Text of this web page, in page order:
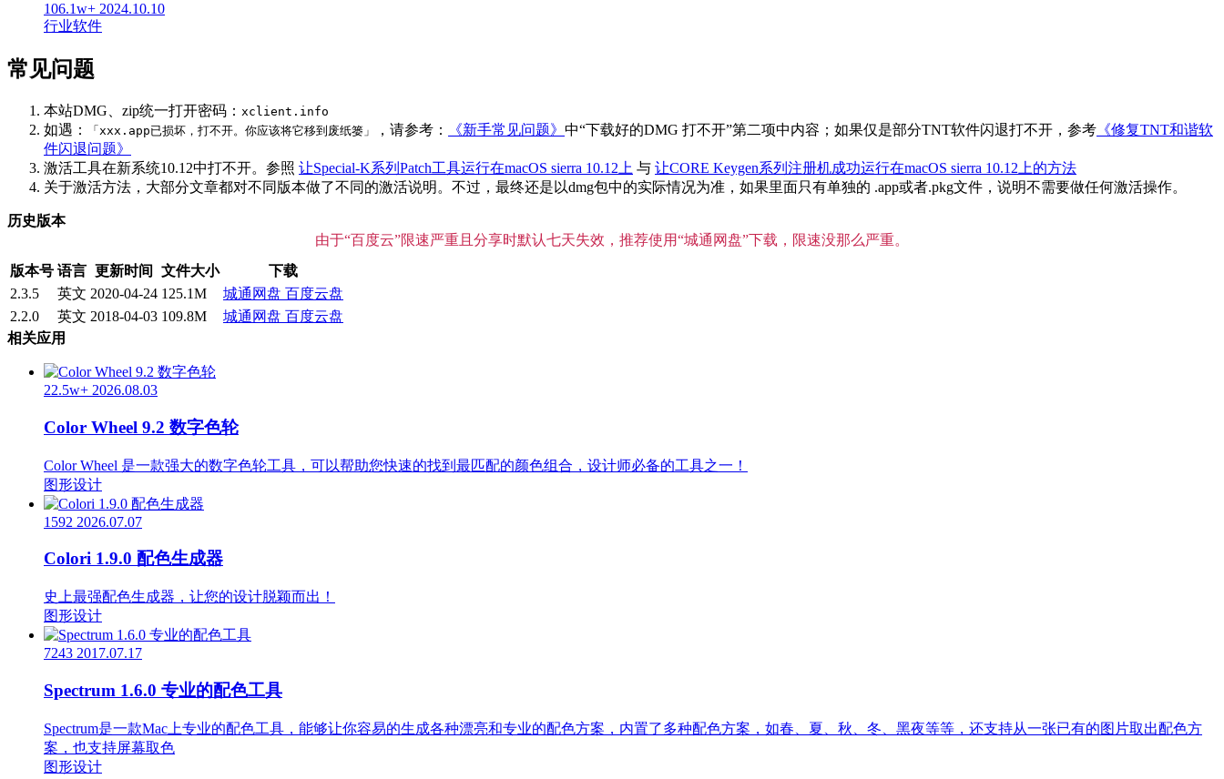
106.1w+ 2024.10.10
行业软件
常见问题
本站DMG、zip统一打开密码： xclient.info
如遇： 「xxx.app已损坏，打不开。你应该将它移到废纸篓」 ，请参考： 《新手常见问题》 中“下载好的DMG 打不开”第二项中内容；如果仅是部分TNT软件闪退打不开，参考 《修复TNT和谐软
件闪退问题》
激活工具在新系统10.12中打不开。参照 让Special-K系列Patch工具运行在macOS sierra 10.12上 与 让CORE Keygen系列注册机成功运行在macOS sierra 10.12上的方法
关于激活方法，大部分文章都对不同版本做了不同的激活说明。不过，最终还是以dmg包中的实际情况为准，如果里面只有单独的 .app或者.pkg文件，说明不需要做任何激活操作。
历史版本
由于“百度云”限速严重且分享时默认七天失效，推荐使用“城通网盘”下载，限速没那么严重。
版本号 语言 更新时间 文件大小
下载
2.3.5
英文 2020-04-24 125.1M 城通网盘 百度云盘
2.2.0
英文 2018-04-03 109.8M 城通网盘 百度云盘
相关应用
22.5w+ 2026.08.03
Color Wheel 9.2 数字色轮
Color Wheel 是一款强大的数字色轮工具，可以帮助您快速的找到最匹配的颜色组合，设计师必备的工具之一！
图形设计
1592 2026.07.07
Colori 1.9.0 配色生成器
史上最强配色生成器，让您的设计脱颖而出！
图形设计
7243 2017.07.17
Spectrum 1.6.0 专业的配色工具
Spectrum是一款Mac上专业的配色工具，能够让你容易的生成各种漂亮和专业的配色方案，内置了多种配色方案，如春、夏、秋、冬、黑夜等等，还支持从一张已有的图片取出配色方
案，也支持屏幕取色
图形设计